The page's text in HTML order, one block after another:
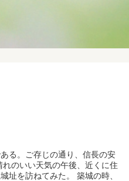
る。ご存じの通り、信長の安
のいい天気の午後、近くに住
址を訪ねてみた。 築城の時、